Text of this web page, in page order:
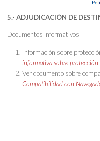
5.- ADJUDICACIÓN DE
Documentos informativos
Información sobre
informativa sobre protección
Ver documento sobre
Compatibilidad con